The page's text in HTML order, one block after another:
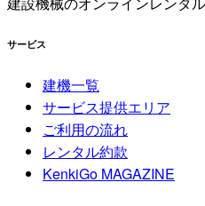
サービス
建機一覧
サービス提供エリア
ご利用の流れ
レンタル約款
KenkiGo MAGAZINE